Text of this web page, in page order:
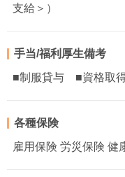
支給＞）
手当/福利厚生備考
■制服貸与 ■資格取
各種保険
雇用保険 労災保険 健